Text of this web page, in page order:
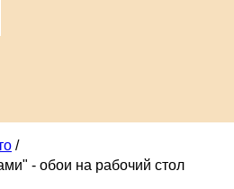
/
- обои на рабочий стол